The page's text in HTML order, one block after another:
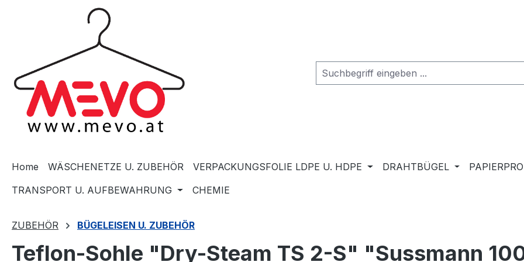
Zur Hauptnavigation springen
Home WÄSCHENETZE U. ZUBEHÖR VERPACKUNGSFOLIE LDPE U. HDPE DRAHTBÜGEL
TRANSPORT U. AUFBEWAHRUNG
CHEMIE
ZUBEHÖR BÜGELEISEN U. ZUBEHÖR
Teflon-Sohle "Dry-Steam TS 2-S" "Sussmann